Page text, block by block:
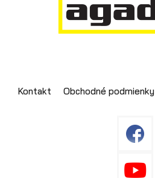
Kontakt Obchodné podmienky